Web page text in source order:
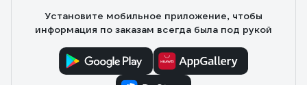
Установите мобильное приложение, чтобы
информация по заказам всегда была под рукой